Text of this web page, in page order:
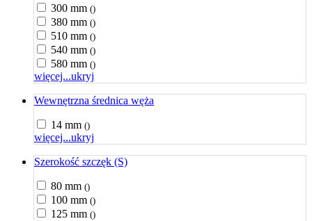
300 mm ()
380 mm ()
510 mm ()
540 mm ()
580 mm ()
więcej...ukryj
Wewnętrzna średnica węża
14 mm ()
więcej...ukryj
Szerokość szczęk (S)
80 mm ()
100 mm ()
125 mm ()